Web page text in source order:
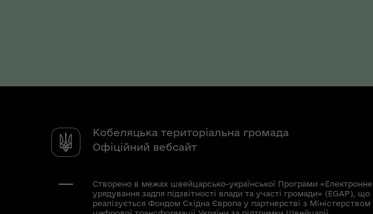
Кобеляцька територіальна громада
Офіційний вебсайт
Створено в межах швейцарсько-української Програми «Електронне
урядування задля підзвітності влади та участі громади» (EGAP), що
реалізується Фондом Східна Європа у партнерстві з Міністерством